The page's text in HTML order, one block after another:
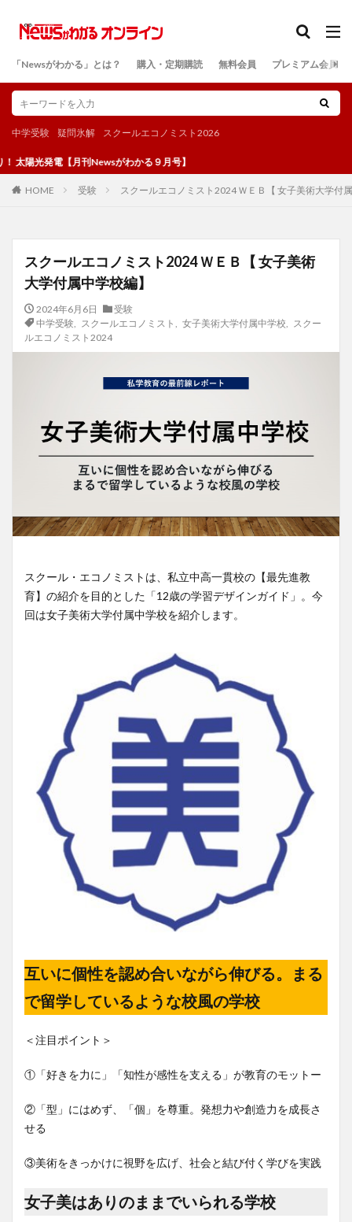
「Newsがわかる」とは？ 購入・定期購読 無料会員 プレミアム会員
中学受験 疑問氷解 スクールエコノミスト2026
電【月刊Newsがわかる９月号】
HOME 受験 スクールエコノミスト2024 ＷＥＢ【 女子美術大学付
スクールエコノミスト2024 ＷＥＢ【 女子美術
大学付属中学校編】
2024年6月6日
受験
中学受験, スクールエコノミスト 女子美術大学付属中学校
スクー
ルエコノミスト2024
スクール・エコノミストは、私立中高一貫校の【最先進教
育】の紹介を目的とした「12歳の学習デザインガイド」。今
回は女子美術大学付属中学校を紹介します。
互いに個性を認め合いながら伸びる。まる
で留学しているような校風の学校
＜注目ポイント＞
①「好きを力に」「知性が感性を支える」が教育のモットー
②「型」にはめず、「個」を尊重。発想力や創造力を成長さ
せる
③美術をきっかけに視野を広げ、社会と結び付く学びを実践
女子美はありのままでいられる学校
検索